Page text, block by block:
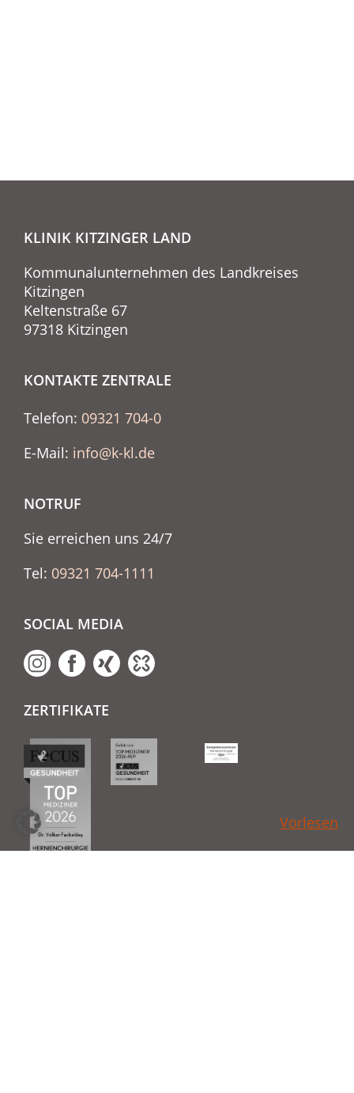
Vorlesen
KLINIK KITZINGER LAND
Kommunalunternehmen des Landkreises
Kitzingen
Keltenstraße 67
97318 Kitzingen
KONTAKTE ZENTRALE
Telefon: 09321 704-0
E-Mail: info@k-kl.de
NOTRUF
Sie erreichen uns 24/7
Tel: 09321 704-1111
SOCIAL MEDIA
ZERTIFIKATE